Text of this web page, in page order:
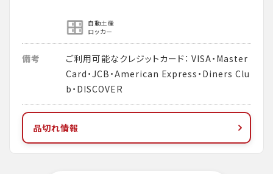
自動土産
ロッカー
備考
ご利用可能なクレジットカード： VISA・Master
Card・JCB・American Express・Diners Clu
b・DISCOVER
品切れ情報